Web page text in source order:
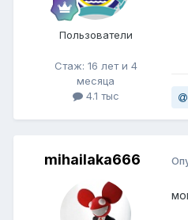
Пользователи
Стаж: 16 лет и 4
месяца
4.1 тыс
mihailaka666